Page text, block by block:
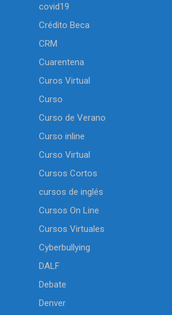
covid19
Crédito Beca
CRM
Cuarentena
Curos Virtual
Curso
Curso de Verano
Curso inline
Curso Virtual
Cursos Cortos
cursos de inglés
Cursos On Line
Cursos Virtuales
Cyberbullying
DALF
Debate
Denver